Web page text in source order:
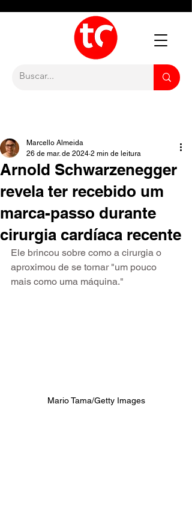
Arnold Schwarzenegger
revela ter recebido um
marca-passo durante
cirurgia cardíaca recente
Marcello Almeida
26 de mar. de 2024 2 min de leitura
Ele brincou sobre como a cirurgia o
aproximou de se tornar "um pouco
mais como uma máquina."
Mario Tama/Getty Images